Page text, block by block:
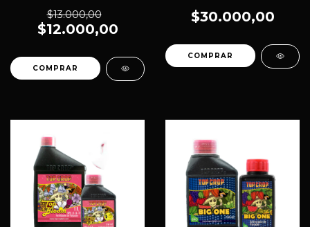
$13.000,00
$12.000,00
$30.000,00